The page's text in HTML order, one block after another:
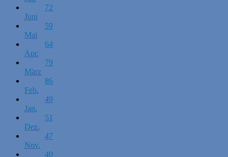
72
Juni
59
Mai
64
Apr.
79
März
86
Feb.
49
Jan.
51
Dez.
47
Nov.
40